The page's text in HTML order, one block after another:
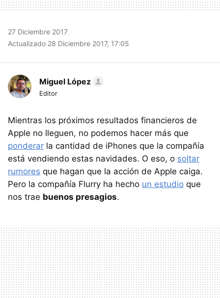
27 Diciembre 2017
Actualizado 28 Diciembre 2017, 17:05
Miguel López
Editor
Mientras los próximos resultados financieros de
Apple no lleguen, no podemos hacer más que
ponderar la cantidad de iPhones que la compañía
está vendiendo estas navidades. O eso, o soltar
rumores que hagan que la acción de Apple caiga.
Pero la compañía Flurry ha hecho un estudio que
nos trae buenos presagios.